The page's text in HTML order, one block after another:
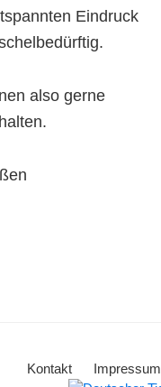
Eindruck
also gerne
Kontakt Impressum